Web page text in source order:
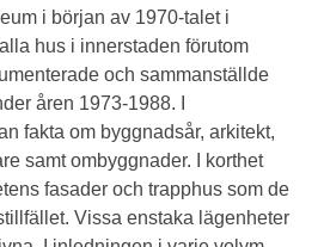
i början av 1970-talet i
hus i innerstaden förutom
och sammanställde
åren 1973-1988. I
fakta om byggnadsår, arkitekt,
samt ombyggnader. I korthet
fasader och trapphus som de
Vissa enstaka lägenheter